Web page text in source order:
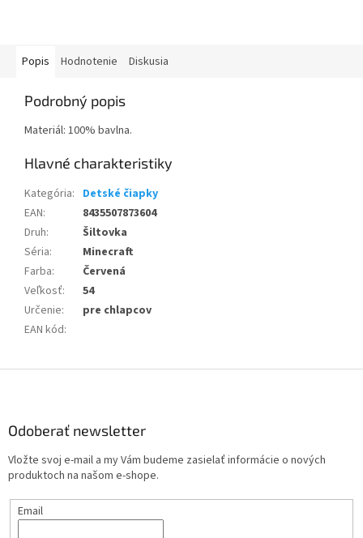
Popis Hodnotenie Diskusia
Podrobný popis
Materiál: 100% bavlna.
Kategória: Detské čiapky
EAN:
8435507873604
Druh:
Šiltovka
Séria:
Minecraft
Farba:
Červená
Veľkosť:
54
Určenie:
pre chlapcov
EAN kód:
Odoberať newsletter
Vložte svoj e-mail a my Vám budeme zasielať informácie o nových
produktoch na našom e-shope.
Email